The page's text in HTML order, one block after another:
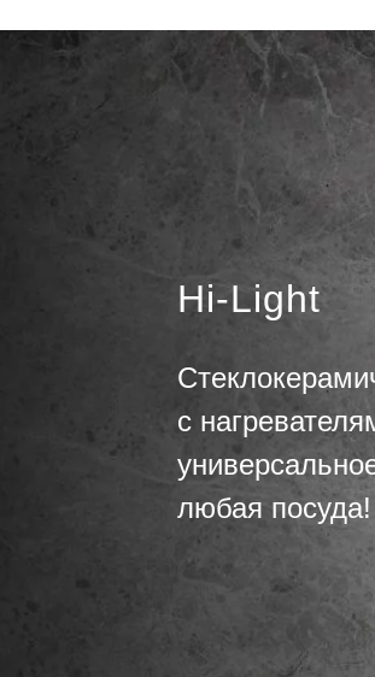
Hi-Light
с
любая посуда!